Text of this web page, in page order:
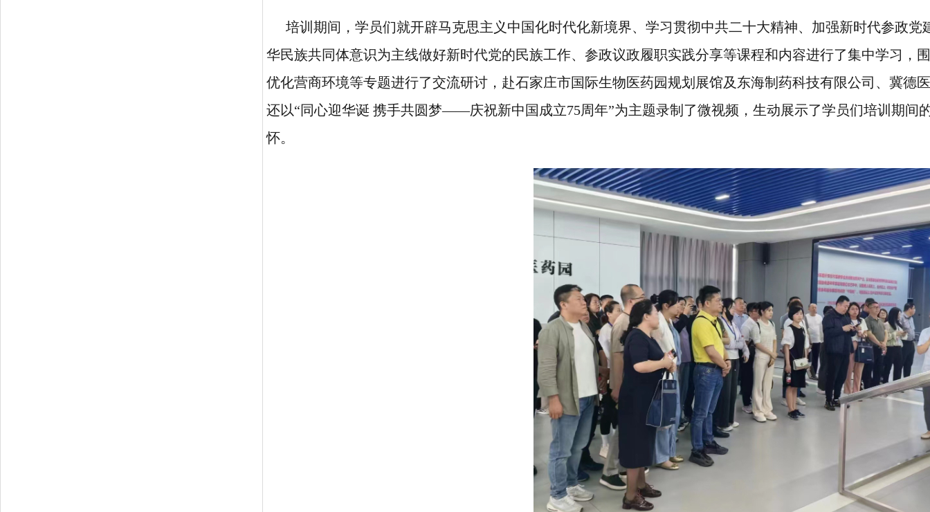
培训期间，学员们就开辟马克思主义中国化时代化新境界、学习贯彻中共二十大精神、 加强新时代参政党
华民族共同体意识为主线做好新时代党的民族工作、参政议政履职实践分享等课程和内容进行了集中学习，
优化营商环境等专题进行了交流研讨，赴石家庄市国际生物医药园规划展馆及东海制药科技有限公司、冀德
还以“同心迎华诞 携手共圆梦——庆祝新中国成立75周年”为主题录制了微视频 ，生动展示了学员们培训期间
怀。